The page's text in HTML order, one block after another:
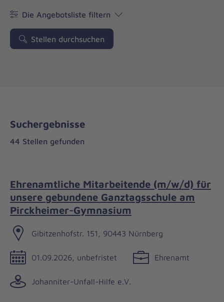
Die Angebotsliste filtern
Stellen durchsuchen
Suchergebnisse
44 Stellen gefunden
Ehrenamtliche Mitarbeitende (m/w/d) für
unsere gebundene Ganztagsschule am
Pirckheimer-Gymnasium
Gibitzenhofstr. 151, 90443 Nürnberg
01.09.2026, unbefristet Ehrenamt
Johanniter-Unfall-Hilfe e.V.